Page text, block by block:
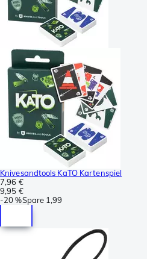
Knivesandtools KaTO Kartenspiel
7,96 €
9,95 €
-20 %Spare 1,99